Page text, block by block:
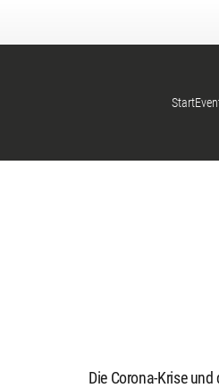
Start
Die Corona-Krise